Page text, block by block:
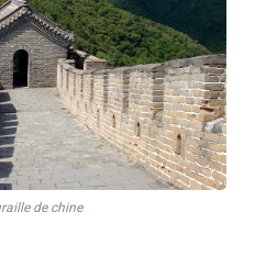
de chine